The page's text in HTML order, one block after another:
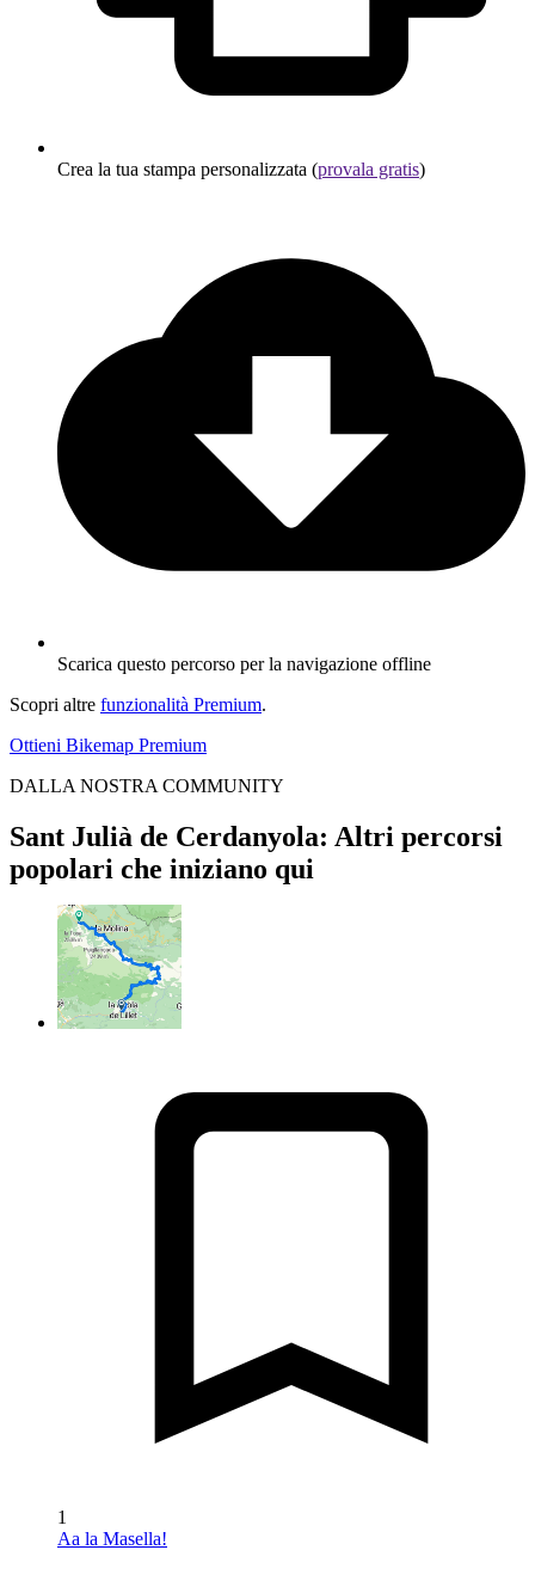
Crea la tua stampa personalizzata (provala gratis)
Scarica questo percorso per la navigazione offline
Scopri altre funzionalità Premium.
Ottieni Bikemap Premium
DALLA NOSTRA COMMUNITY
Sant Julià de Cerdanyola: Altri percorsi
popolari che iniziano qui
1
Aa la Masella!